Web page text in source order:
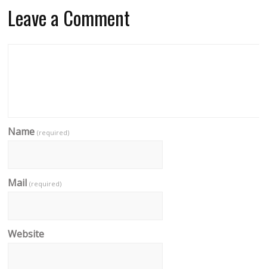
Leave a Comment
Name(required)
Mail(required)
Website